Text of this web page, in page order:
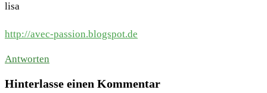
lisa
http://avec-passion.blogspot.de
Antworten
Hinterlasse einen Kommentar